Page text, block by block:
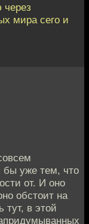
мира сего и
бы уже тем, что
от. И оно
обстоит на
в этой